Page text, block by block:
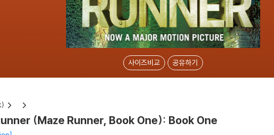
사이즈비교 공유하기
(Maze Runner, Book One): Book One